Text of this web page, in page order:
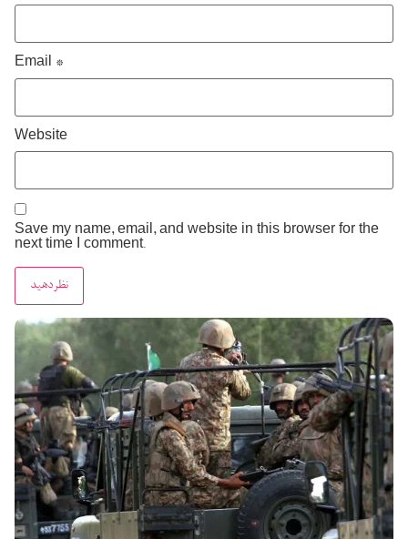
Email *
Website
Save my name, email, and website in this browser for the
next time I comment.